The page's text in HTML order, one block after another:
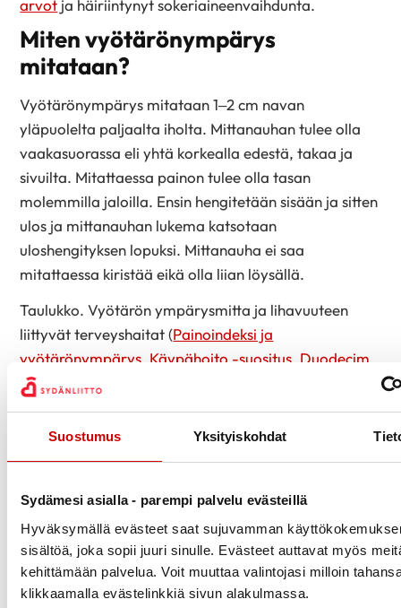
Suostumus Yksityiskohdat
Sydämesi asialla - parempi palvelu evästeillä
Hyväksymällä evästeet saat sujuvamman
sisältöä, joka sopii juuri sinulle. Evästeet auttavat myös
kehittämään palvelua. Voit muuttaa valintojasi milloin
klikkaamalla evästelinkkiä sivun alakulmassa.
arvot ja häiriintynyt sokeriaineenvaihdunta.
Miten vyötärönympärys
mitataan?
Vyötärönympärys mitataan 1–2 cm navan
yläpuolelta paljaalta iholta. Mittanauhan tulee olla
vaakasuorassa eli yhtä korkealla edestä, takaa ja
sivuilta. Mitattaessa painon tulee olla tasan
molemmilla jaloilla. Ensin hengitetään sisään ja sitten
ulos ja mittanauhan lukema katsotaan
uloshengityksen lopuksi. Mittanauha ei saa
mitattaessa kiristää eikä olla liian löysällä.
Taulukko. Vyötärön ympärysmitta ja lihavuuteen
liittyvät terveyshaitat (Painoindeksi ja
vyötärönympärys. Käypähoito -suositus. Duodecim,
2020)
Vyötärön
ympärysmitta
Tavoitearvo
terveyshaitta
Naiset
< 80 80–87
Ei lihavuuteen
liittyvää
sairastumisvaaraa
Vältä painon
nousua tai
pudota